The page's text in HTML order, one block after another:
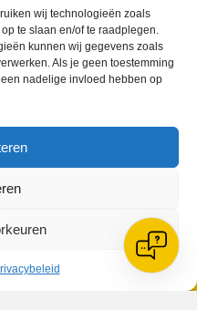
wij technologieën zoals
te slaan en/of te raadplegen.
kunnen wij gegevens zoals
Als je geen toestemming
nadelige invloed hebben op